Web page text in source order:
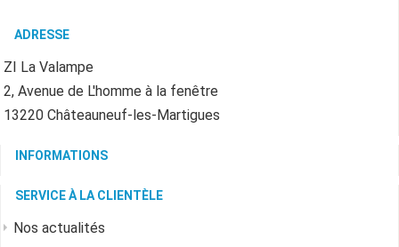
ADRESSE
ZI La Valampe
2, Avenue de L'homme à la fenêtre
13220 Châteauneuf-les-Martigues
INFORMATIONS
SERVICE À LA CLIENTÈLE
Nos actualités